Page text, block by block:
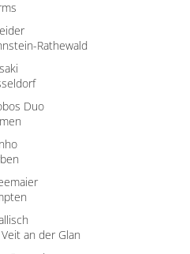
Rathewald
Duo
an der Glan